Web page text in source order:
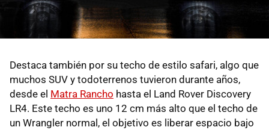
Destaca también por su techo de estilo safari, algo que
muchos SUV y todoterrenos tuvieron durante años,
desde el Matra Rancho hasta el Land Rover Discovery
LR4. Este techo es uno 12 cm más alto que el techo de
un Wrangler normal, el objetivo es liberar espacio bajo